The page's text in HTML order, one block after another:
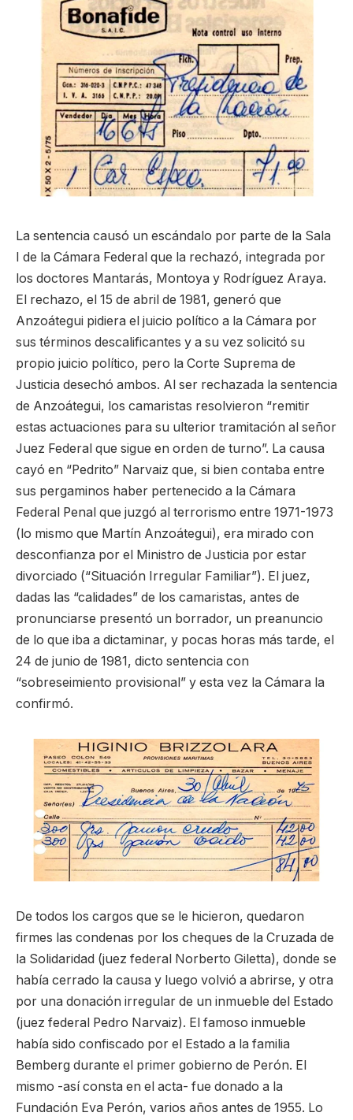
La sentencia causó un escándalo por parte de la Sala
I de la Cámara Federal que la rechazó, integrada por
los doctores Mantarás, Montoya y Rodríguez Araya.
El rechazo, el 15 de abril de 1981, generó que
Anzoátegui pidiera el juicio político a la Cámara por
sus términos descalificantes y a su vez solicitó su
propio juicio político, pero la Corte Suprema de
Justicia desechó ambos. Al ser rechazada la sentencia
de Anzoátegui, los camaristas resolvieron “remitir
estas actuaciones para su ulterior tramitación al señor
Juez Federal que sigue en orden de turno”. La causa
cayó en “Pedrito” Narvaiz que, si bien contaba entre
sus pergaminos haber pertenecido a la Cámara
Federal Penal que juzgó al terrorismo entre 1971-1973
(lo mismo que Martín Anzoátegui), era mirado con
desconfianza por el Ministro de Justicia por estar
divorciado (“Situación Irregular Familiar”). El juez,
dadas las “calidades” de los camaristas, antes de
pronunciarse presentó un borrador, un preanuncio
de lo que iba a dictaminar, y pocas horas más tarde, el
24 de junio de 1981, dicto sentencia con
“sobreseimiento provisional” y esta vez la Cámara la
confirmó.
De todos los cargos que se le hicieron, quedaron
firmes las condenas por los cheques de la Cruzada de
la Solidaridad (juez federal Norberto Giletta), donde se
había cerrado la causa y luego volvió a abrirse, y otra
por una donación irregular de un inmueble del Estado
(juez federal Pedro Narvaiz). El famoso inmueble
había sido confiscado por el Estado a la familia
Bemberg durante el primer gobierno de Perón. El
mismo -así consta en el acta- fue donado a la
Fundación Eva Perón, varios años antes de 1955. Lo